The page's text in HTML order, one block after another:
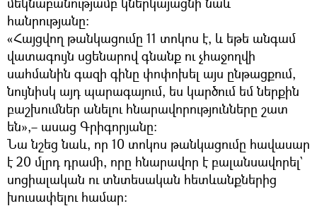
հանրությանը։
«Հայցվող թանկացումը 11 տոկոս է, և եթե անգամ
վատագույն սցենարով գնանք ու չհաջողվի
սահմանին գազի գինը փոփոխել այս ընթացքում,
նույնիսկ այդ պարագայում, ես կարծում եմ ներքին
բաշխումներ անելու հնարավորությունները շատ
են»,– ասաց Գրիգորյանը։
Նա նշեց նաև, որ 10 տոկոս թանկացումը հավասար
է 20 մլրդ դրամի, որը հնարավոր է բալանսավորել`
սոցիալական ու տնտեսական հետևանքներից
խուսափելու համար։